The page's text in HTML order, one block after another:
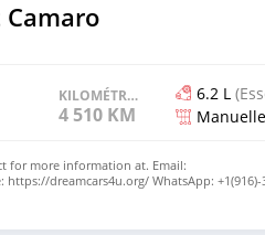
KILOMÉTRAGE
4 510 KM
6.2 L
Manuelle
for more information at. Email:
https://dreamcars4u.org/ WhatsApp: +1(916)-